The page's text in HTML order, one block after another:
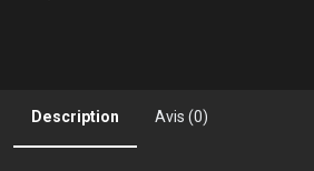
Description Avis (0)